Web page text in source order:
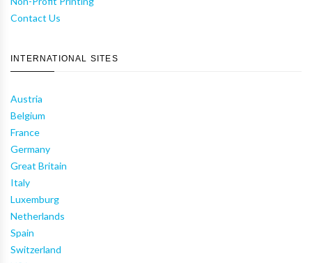
Contact Us
INTERNATIONAL SITES
Austria
Belgium
France
Germany
Great Britain
Italy
Luxemburg
Netherlands
Spain
Switzerland